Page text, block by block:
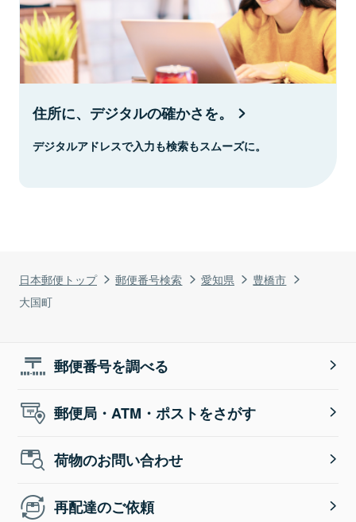
日本郵便トップ 郵便番号検索 愛知県
豊橋市
大国町
住所に、デジタルの確かさを。
デジタルアドレスで入力も検索もスムーズに。
郵便番号を調べる
郵便局・ATM・ポストをさがす
荷物のお問い合わせ
再配達のご依頼